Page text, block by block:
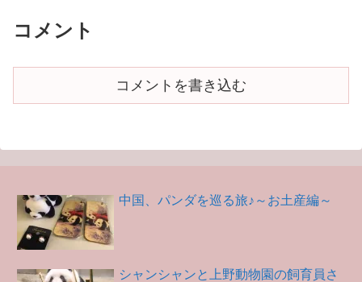
コメント
コメントを書き込む
中国、パンダを巡る旅♪～お土産編～
シャンシャンと上野動物園の飼育員さ